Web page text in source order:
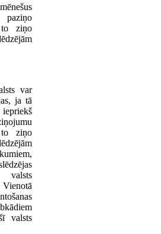
to ziņo
var
ja tā
to ziņo
valsts
valsts